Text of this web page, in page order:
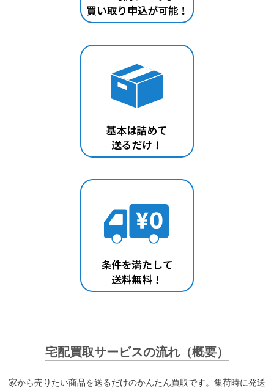
宅配買取サービスの流れ（概要）
家から売りたい商品を送るだけのかんたん買取です。集荷時に発送